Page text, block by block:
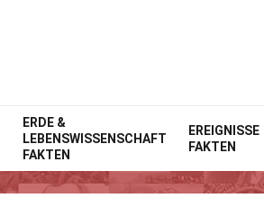
ERDE &
LEBENSWISSENSCHAFT
FAKTEN
EREIGNISSE
FAKTEN
Prominente
Gabriel Moreno